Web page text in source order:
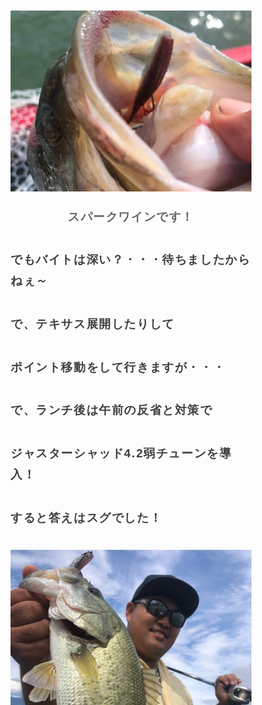
スパークワインです！
でもバイトは深い？・・・待ちましたから
ねぇ～
で、テキサス展開したりして
ポイント移動をして行きますが・・・
で、ランチ後は午前の反省と対策で
ジャスターシャッド4.2弱チューンを導
入！
すると答えはスグでした！